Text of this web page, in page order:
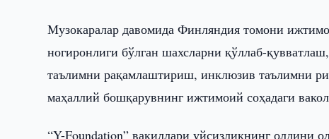
Музокаралар давомида Финляндия томони
ногиронлиги бўлган шахсларни қўллаб-
таълимни рақамлаштириш, инклюзив таълимни
маҳаллий бошқарувнинг ижтимоий соҳадаги
“Y-Foundation” вакиллари уйсизликнинг